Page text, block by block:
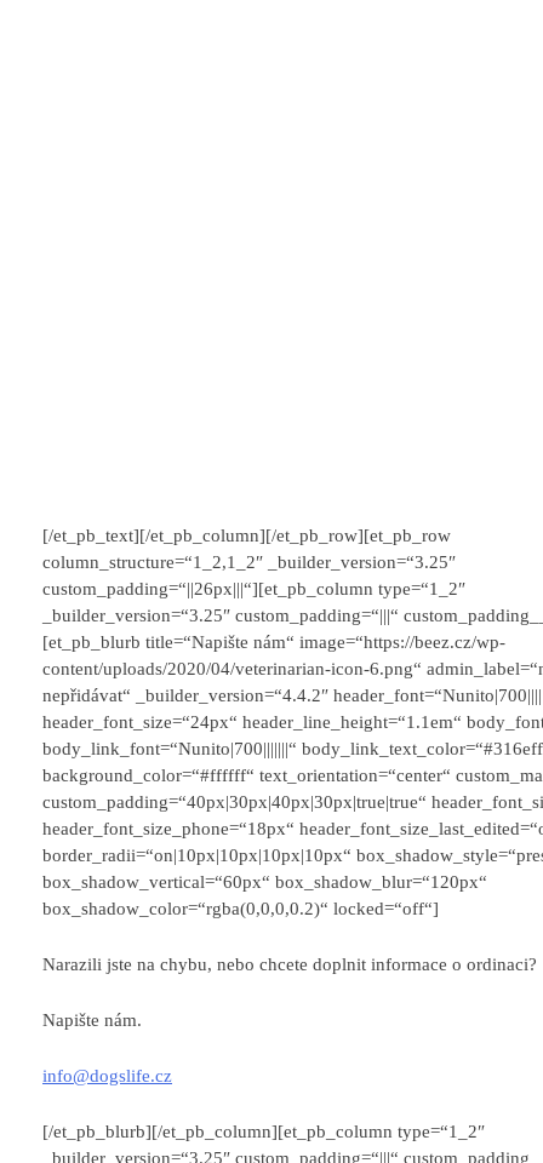
[/et_pb_text][/et_pb_column][/et_pb_row][et_pb_row
column_structure=“1_2,1_2″ _builder_version=“3.25″
custom_padding=“||26px|||“][et_pb_column type=“1_2″
_builder_version=“3.25″ custom_padding=“|||“
[et_pb_blurb title=“Napište nám“ image=“https://beez.cz/wp-
content/uploads/2020/04/veterinarian-icon-6.png“
nepřidávat“ _builder_version=“4.4.2″
header_font_size=“24px“ header_line_height=“1.1em“
body_link_font=“Nunito|700|||||||“
background_color=“#ffffff“ text_orientation=“center“
custom_padding=“40px|30px|40px|30px|true|true“
header_font_size_phone=“18px“
border_radii=“on|10px|10px|10px|10px“
box_shadow_vertical=“60px“ box_shadow_blur=“120px“
box_shadow_color=“rgba(0,0,0,0.2)“ locked=“off“]
Narazili jste na chybu, nebo chcete doplnit informace o ordinaci?
Napište nám.
info@dogslife.cz
[/et_pb_blurb][/et_pb_column][et_pb_column type=“1_2″
_builder_version=“3.25″ custom_padding=“|||“